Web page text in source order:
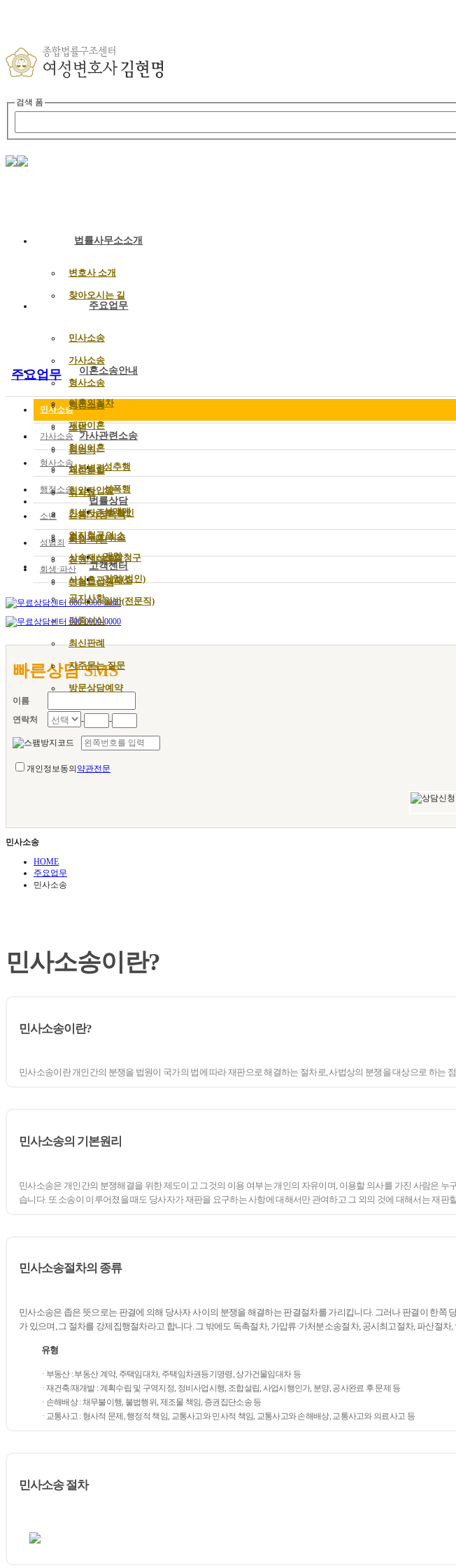
검색 폼
법률사무소소개
변호사 소개
찾아오시는 길
주요업무
민사소송
가사소송
형사소송
행정소송
소년
성범죄
성추행
성폭행
성매매
회생·파산
개인
기업(법인)
일반(전문직)
이혼소송안내
이혼의절차
재판이혼
협의이혼
재산분할
위자료
간통/가정폭력
혼인무효/취소
친권/양육권
면접교섭권
가사관련소송
성본변경
친양자입양
친생자존부 확인
인지청구의 소
상속재산분할청구
사실혼관계해소
법률상담
고객센터
공지사항
각종서식
최신판례
자주묻는 질문
방문상담예약
주요업무
민사소송
가사소송
형사소송
행정소송
소년
성범죄
회생·파산
빠른상담 SMS
이름
연락처
- -
개인정보동의약관전문
민사소송
HOME
주요업무
민사소송
민사소송이란?
민사소송이란?
민사소송이란 개인간의 분쟁을 법원이 국가의 법에 따라 재판으로 해결하는 절차로, 사법상의 분쟁을 대상으로 하
민사소송의 기본원리
민사소송은 개인간의 분쟁해결을 위한 제도이고 그것의 이용 여부는 개인의 자유이며, 이용할 의사를 가진 사람은
습니다. 또 소송이 이루어졌을 때도 당사자가 재판을 요구하는 사항에 대해서만 관여하고 그 외의 것에 대해서는 재
민사소송절차의 종류
민사소송은 좁은 뜻으로는 판결에 의해 당사자 사이의 분쟁을 해결하는 판결절차를 가리킵니다. 그러나 판결이 한
가 있으며, 그 절차를 강제집행절차라고 합니다. 그 밖에도 독촉절차, 가압류·가처분소송절차, 공시최고절차, 파산절차
유형
· 부동산 : 부동산 계약, 주택임대차, 주택임차권등기명령, 상가건물임대차 등
· 재건축/재개발 : 계획수립 및 구역지정, 정비사업시행, 조합설립, 사업시행인가, 분양, 공사완료 후 문제 등
· 손해배상 : 채무불이행, 불법행위, 제조물 책임, 증권집단소송 등
· 교통사고 : 형사적 문제, 행정적 책임, 교통사고와 민사적 책임, 교통사고와 손해배상, 교통사고와 의료사고 등
민사소송 절차